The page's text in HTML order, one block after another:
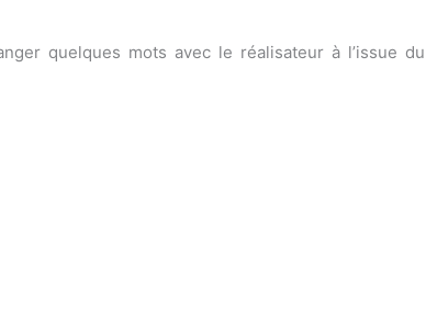
quelques mots avec le réalisateur à l’issue du